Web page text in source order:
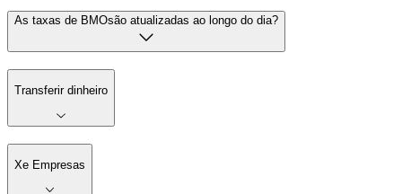
As taxas de BMOsão atualizadas ao longo do dia?
Transferir dinheiro
Xe Empresas